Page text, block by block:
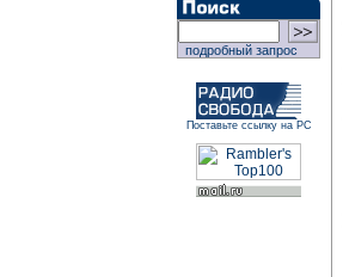
подробный запрос
Поставьте ссылку на РС